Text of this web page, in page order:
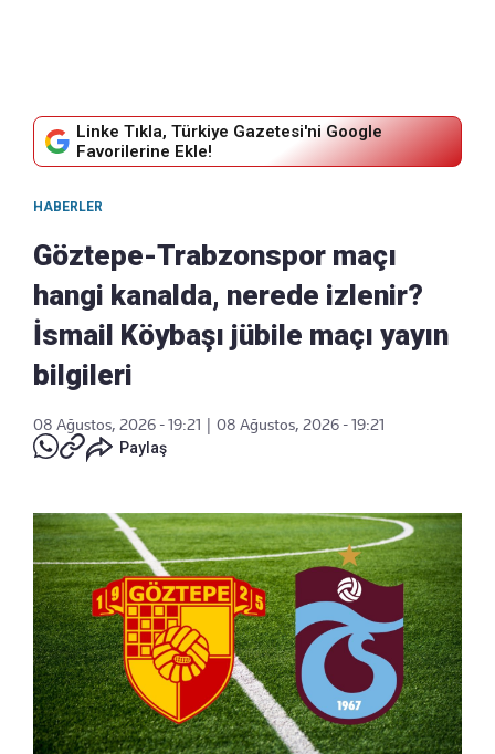
Linke Tıkla, Türkiye Gazetesi'ni Google
Favorilerine Ekle!
HABERLER
Göztepe-Trabzonspor maçı
hangi kanalda, nerede izlenir?
İsmail Köybaşı jübile maçı yayın
bilgileri
08 Ağustos, 2026 - 19:21
08 Ağustos, 2026 - 19:21
Paylaş